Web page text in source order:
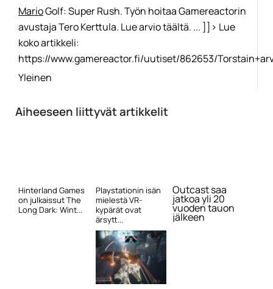
MarioGolf: Super Rush. Työn hoitaa Gamereactorin
avustaja Tero Kerttula. Lue arvio täältä. ... ]]> Lue
koko artikkeli:
https://www.gamereactor.fi/uutiset/862653/
Yleinen
Aiheeseen liittyvät artikkelit
Hinterland Games
on julkaissut The
Long Dark: Wint...
Playstationin isän
mielestä VR-
kypärät ovat
ärsytt...
Outcast saa
jatkoa yli 20
vuoden tauon
jälkeen